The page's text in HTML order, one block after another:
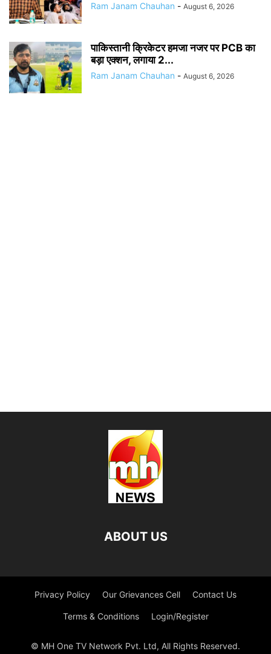
Ram Janam Chauhan - August 6, 2026
पाकिस्तानी क्रिकेटर हमजा नजर पर PCB का
बड़ा एक्शन, लगाया 2...
Ram Janam Chauhan - August 6, 2026
ABOUT US
Privacy Policy Our Grievances Cell Contact Us
Terms & Conditions Login/Register
© MH One TV Network Pvt. Ltd, All Rights Reserved.